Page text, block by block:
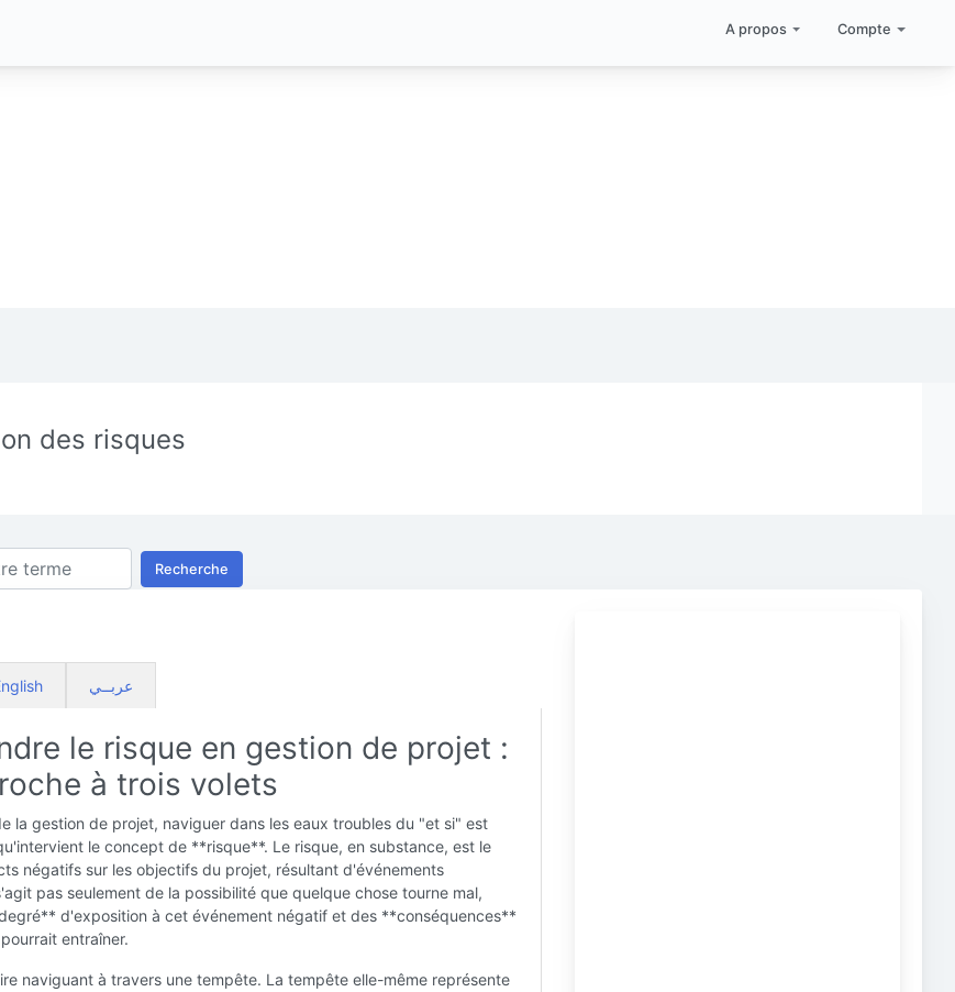
A propos Compte
des risques
Recherche
عربــي
le risque en gestion de projet :
à trois volets
la gestion de projet, naviguer dans les eaux troubles du "et si" est
le concept de **risque**. Le risque, en substance, est le
négatifs sur les objectifs du projet, résultant d'événements
pas seulement de la possibilité que quelque chose tourne mal,
d'exposition à cet événement négatif et des **conséquences**
entraîner.
naviguant à travers une tempête. La tempête elle-même représente